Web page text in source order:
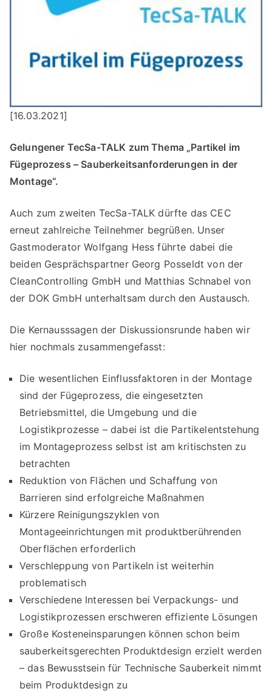
[16.03.2021]
Gelungener TecSa-TALK zum Thema „Partikel im
Fügeprozess – Sauberkeitsanforderungen in der
Montage“.
Auch zum zweiten TecSa-TALK dürfte das CEC
erneut zahlreiche Teilnehmer begrüßen. Unser
Gastmoderator Wolfgang Hess führte dabei die
beiden Gesprächspartner Georg Posseldt von der
CleanControlling GmbH und Matthias Schnabel von
der DOK GmbH unterhaltsam durch den Austausch.
Die Kernausssagen der Diskussionsrunde haben wir
hier nochmals zusammengefasst:
Die wesentlichen Einflussfaktoren in der Montage
sind der Fügeprozess, die eingesetzten
Betriebsmittel, die Umgebung und die
Logistikprozesse – dabei ist die Partikelentstehung
im Montageprozess selbst ist am kritischsten zu
betrachten
Reduktion von Flächen und Schaffung von
Barrieren sind erfolgreiche Maßnahmen
Kürzere Reinigungszyklen von
Montageeinrichtungen mit produktberührenden
Oberflächen erforderlich
Verschleppung von Partikeln ist weiterhin
problematisch
Verschiedene Interessen bei Verpackungs- und
Logistikprozessen erschweren effiziente Lösungen
Große Kosteneinsparungen können schon beim
sauberkeitsgerechten Produktdesign erzielt werden
– das Bewusstsein für Technische Sauberkeit nimmt
beim Produktdesign zu